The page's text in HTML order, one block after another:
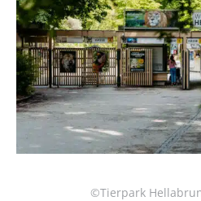
©Tierpark